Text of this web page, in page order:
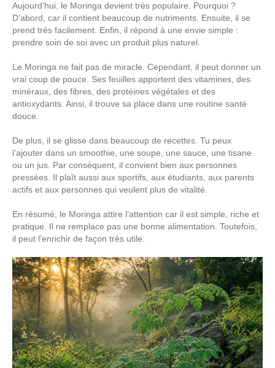
Aujourd’hui, le Moringa devient très populaire. Pourquoi ?
D’abord, car il contient beaucoup de nutriments. Ensuite, il se
prend très facilement. Enfin, il répond à une envie simple :
prendre soin de soi avec un produit plus naturel.
Le Moringa ne fait pas de miracle. Cependant, il peut donner un
vrai coup de pouce. Ses feuilles apportent des vitamines, des
minéraux, des fibres, des protéines végétales et des
antioxydants. Ainsi, il trouve sa place dans une routine santé
douce.
De plus, il se glisse dans beaucoup de recettes. Tu peux
l’ajouter dans un smoothie, une soupe, une sauce, une tisane
ou un jus. Par conséquent, il convient bien aux personnes
pressées. Il plaît aussi aux sportifs, aux étudiants, aux parents
actifs et aux personnes qui veulent plus de vitalité.
En résumé, le Moringa attire l’attention car il est simple, riche et
pratique. Il ne remplace pas une bonne alimentation. Toutefois,
il peut l’enrichir de façon très utile.